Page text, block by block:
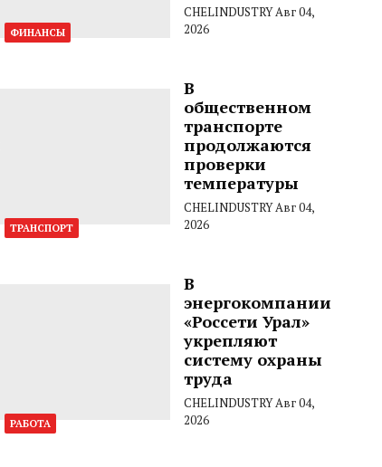
ФИНАНСЫ
CHELINDUSTRYАвг 04,
2026
ТРАНСПОРТ
В
общественном
транспорте
продолжаются
проверки
температуры
CHELINDUSTRYАвг 04,
2026
РАБОТА
В
энергокомпании
«Россети Урал»
укрепляют
систему охраны
труда
CHELINDUSTRYАвг 04,
2026